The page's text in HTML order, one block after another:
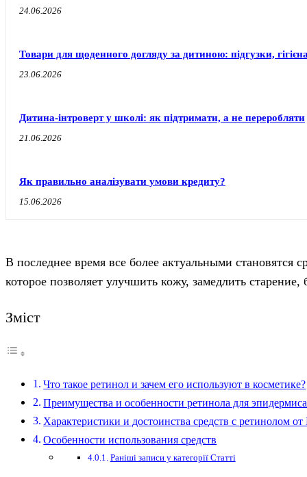
24.06.2026
Товари для щоденного догляду за дитиною: підгузки,
23.06.2026
Дитина-інтроверт у школі: як підтримати, а не переробляти
21.06.2026
Як правильно аналізувати умови кредиту?
15.06.2026
В последнее время все более актуальными становятся
которое позволяет улучшить кожу, замедлить
Зміст
Что такое ретинол и зачем его используют в косметике?
Преимущества и особенности ретинола для эпидермиса
Характеристики и достоинства средств с ретинолом
Особенности использования средств
Раніші записи у категорії Статті